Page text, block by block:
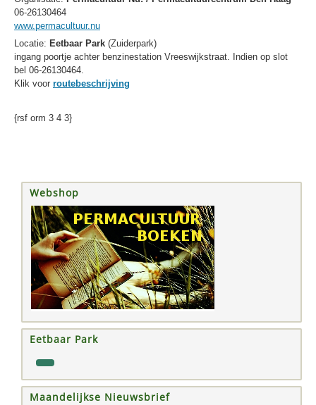
06-26130464
www.permacultuur.nu
Locatie: Eetbaar Park (Zuiderpark)
ingang poortje achter benzinestation Vreeswijkstraat. Indien op slot
bel 06-26130464.
Klik voor routebeschrijving
{rsf orm 3 4 3}
Webshop
Eetbaar Park
Maandelijkse Nieuwsbrief